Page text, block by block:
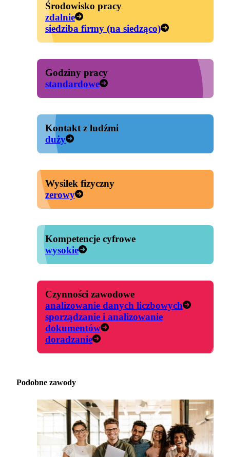
Środowisko pracy
zdalnie
siedziba firmy (na siedząco)
Godziny pracy
standardowe
Kontakt z ludźmi
duży
Wysiłek fizyczny
zerowy
Kompetencje cyfrowe
wysokie
Czynności zawodowe
analizowanie danych liczbowych
sporządzanie i analizowanie
dokumentów
doradzanie
Podobne zawody